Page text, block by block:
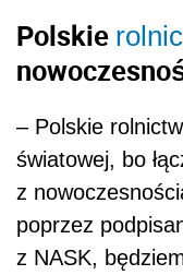
Polskie
– Polskie
światowej, bo
z
poprzez
z NASK,